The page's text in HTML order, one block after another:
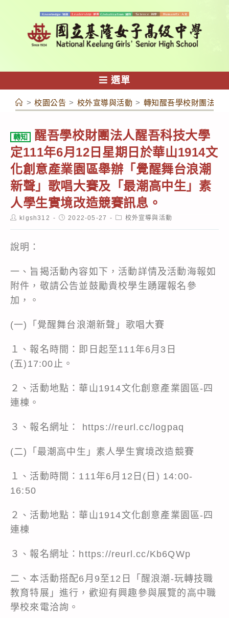
容
選單
> 校園公告 > 校外宣導與活動 > 轉知醒吾學校財團法人
轉知
醒吾學校財團法人醒吾科技大學
定111年6月12日星期日於華山1914文
化創意產業園區舉辦「覺醒舞台浪潮
新聲」歌唱大賽及「最潮高中生」素
人學生實境改造競賽訊息。
Postklgsh312
Post2022-05-27
Post校外宣導與活動
說明：
一、旨揭活動內容如下，活動詳情及活動海報如
附件，敬請公告並鼓勵貴校學生踴躍報名參
加，。
(一)「覺醒舞台浪潮新聲」歌唱大賽
１、報名時間：即日起至111年6月3日
(五)17:00止。
２、活動地點：華山1914文化創意產業園區-四
連棟。
３、報名網址： https://reurl.cc/logpaq
(二)「最潮高中生」素人學生實境改造競賽
１、活動時間：111年6月12日(日) 14:00-
16:50
２、活動地點：華山1914文化創意產業園區-四
連棟
３、報名網址：https://reurl.cc/Kb6QWp
二、本活動搭配6月9至12日「醒浪潮-玩轉技職
教育特展」進行，歡迎有興趣參與展覽的高中職
學校來電洽詢。